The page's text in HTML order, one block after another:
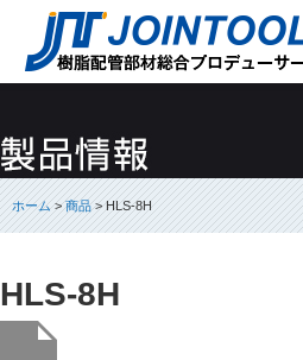
ホーム>商品> HLS-8H
HLS-8H